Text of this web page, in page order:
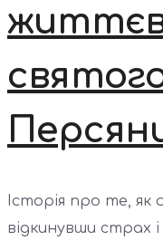
Історія про те,
відкинувши страх